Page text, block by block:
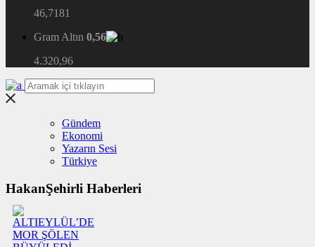
46,7181
Gram Altın 0,56
4.320,96
Gündem
Ekonomi
Yazarın Sesi
Türkiye
HakanŞehirli Haberleri